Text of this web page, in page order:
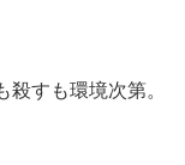
すも環境次第。